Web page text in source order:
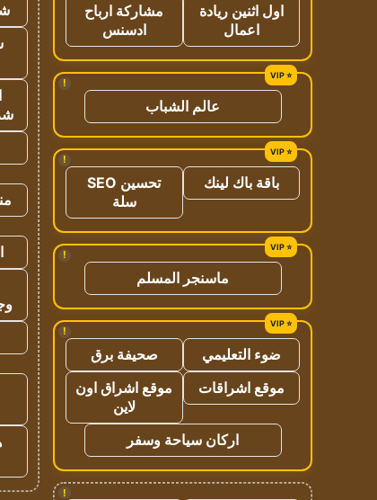
اول اثنين ريادة
اعمال
مشاركة ارباح
ادسنس
!
عالم الشباب
!
باقة باك لينك
تحسين SEO
سلة
!
ماسنجر المسلم
!
ضوء التعليمي
صحيفة برق
موقع اشراقات
موقع اشراق اون
لاين
اركان سياحة وسفر
!